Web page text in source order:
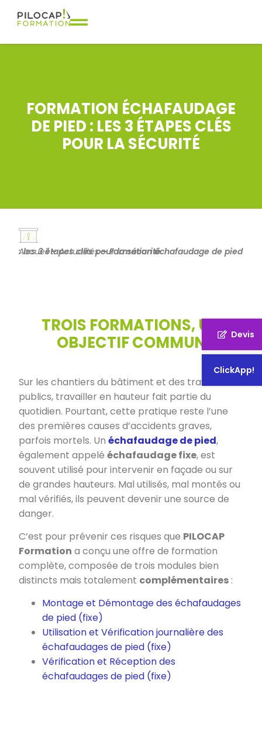
Devis
ClickApp!
FORMATION ÉCHAFAUDAGE
DE PIED : LES 3 ÉTAPES CLÉS
POUR LA SÉCURITÉ
Accueil–Actualités–
Formation échafaudage de pied : les 3 étapes clés pour la sécurité
TROIS FORMATIONS, UN
OBJECTIF COMMUN
Sur les chantiers du bâtiment et des travaux
publics, travailler en hauteur fait partie du
quotidien. Pourtant, cette pratique reste l’une
des premières causes d’accidents graves,
parfois mortels. Un échafaudage de pied,
également appelé échafaudage fixe, est
souvent utilisé pour intervenir en façade ou sur
de grandes hauteurs. Mal utilisés, mal montés ou
mal vérifiés, ils peuvent devenir une source de
danger.
C’est pour prévenir ces risques que PILOCAP
Formation a conçu une offre de formation
complète, composée de trois modules bien
distincts mais totalement complémentaires :
Montage et Démontage des échafaudages
de pied (fixe)
Utilisation et Vérification journalière des
échafaudages de pied (fixe)
Vérification et Réceptiondes
échafaudages de pied (fixe)